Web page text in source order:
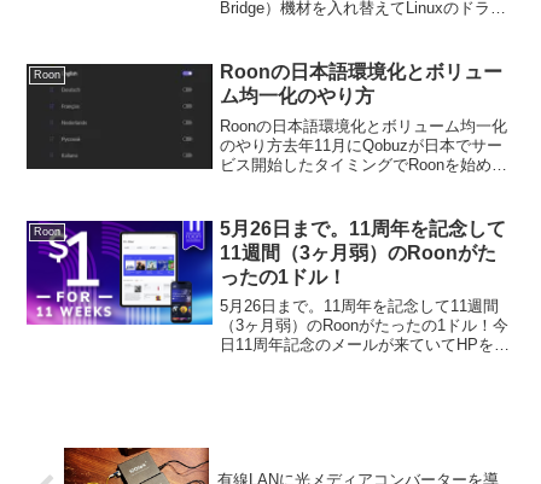
Bridge）機材を入れ替えてLinuxのドライ
Roon Bridgeを作ってみました。ラ...
Roon
Roonの日本語環境化とボリュー
ム均一化のやり方
Roonの日本語環境化とボリューム均一化
のやり方去年11月にQobuzが日本でサー
ビス開始したタイミングでRoonを始めた
まず最初に設定しておいたほうがいいと
思ったこと...
Roon
5月26日まで。11周年を記念して
11週間（3ヶ月弱）のRoonがた
ったの1ドル！
5月26日まで。11周年を記念して11週間
（3ヶ月弱）のRoonがたったの1ドル！今
日11周年記念のメールが来ていてHPを確
有線LANに光メディアコンバーターを導